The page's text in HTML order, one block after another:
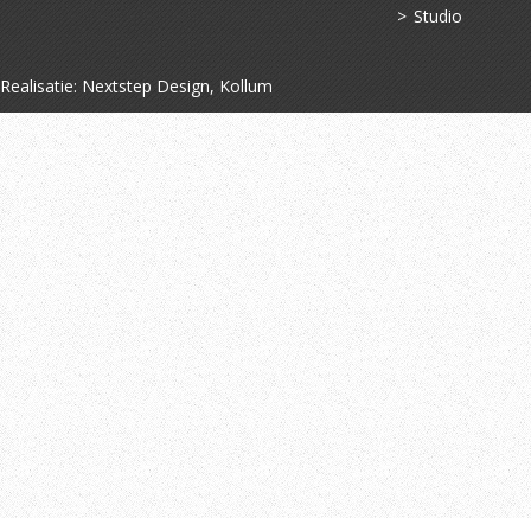
Studio
Realisatie: Nextstep Design, Kollum